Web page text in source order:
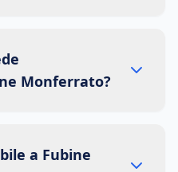
Monferrato?
a Fubine